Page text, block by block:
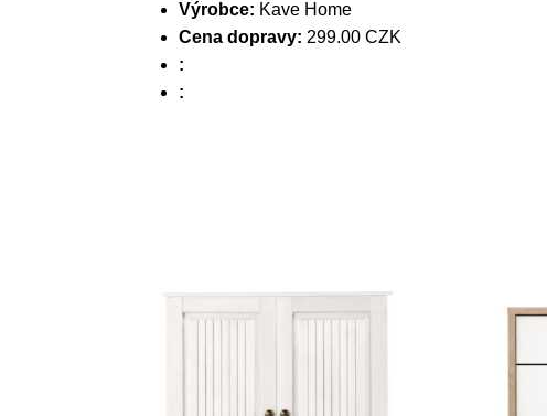
Výrobce: Kave Home
Cena dopravy: 299.00 CZK
:
: